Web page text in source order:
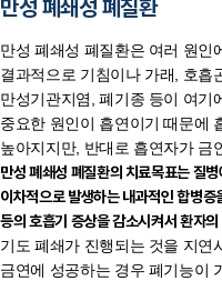
만성 폐쇄성 폐질환
만성 폐쇄성 폐질환은 여러 원인
결과적으로 기침이나 가래, 호흡
만성기관지염, 폐기종 등이 여기
중요한 원인이 흡연이기 때문에
높아지지만, 반대로 흡연자가 금
만성 폐쇄성 폐질환의 치료목표는 질
이차적으로 발생하는 내과적인 합병
등의 호흡기 증상을 감소시켜서 환자
기도 폐쇄가 진행되는 것을 지연
금연에 성공하는 경우 폐기능이